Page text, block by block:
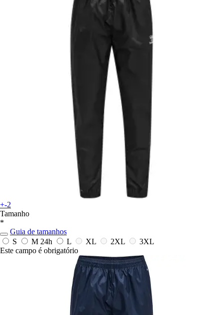
+-2
Tamanho
*
Guia de tamanhos
S
M 24h L XL 2XL
3XL
Este campo é obrigatório